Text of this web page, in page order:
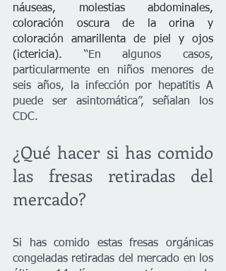
náuseas, molestias abdominales,
coloración oscura de la orina y
coloración amarillenta de piel y ojos
(ictericia). “En algunos casos,
particularmente en niños menores de
seis años, la infección por hepatitis A
puede ser asintomática”, señalan los
CDC.
¿Qué hacer si has comido
las fresas retiradas del
mercado?
Si has comido estas fresas orgánicas
congeladas retiradas del mercado en los